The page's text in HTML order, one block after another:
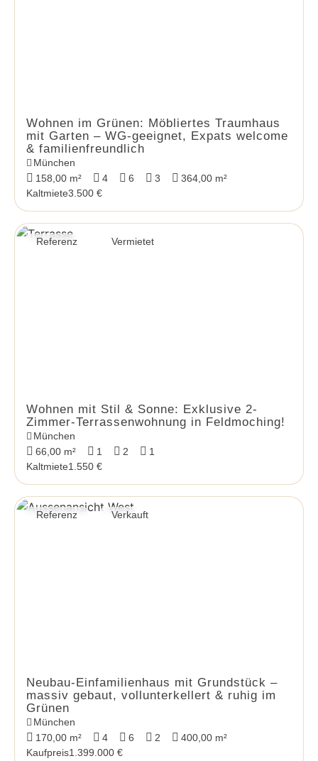
Wohnen im Grünen: Möbliertes Traumhaus
mit Garten – WG-geeignet, Expats welcome
& familienfreundlich
München
158,00 m²
4 6 3
364,00 m²
Kaltmiete3.500 €
Referenz Vermietet
Wohnen mit Stil & Sonne: Exklusive 2-
Zimmer-Terrassenwohnung in Feldmoching!
München
66,00 m²
1 2
1
Kaltmiete1.550 €
Referenz Verkauft
Neubau-Einfamilienhaus mit Grundstück –
massiv gebaut, vollunterkellert & ruhig im
Grünen
München
170,00 m²
4 6 2
400,00 m²
Kaufpreis1.399.000 €